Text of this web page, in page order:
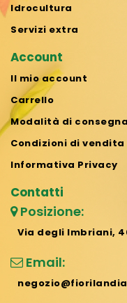
Idrocultura
Servizi extra
Account
Il mio account
Carrello
Modalità di consegna
Condizioni di vendita
Informativa Privacy
Contatti
Posizione:
Via degli Imbriani,
Email: